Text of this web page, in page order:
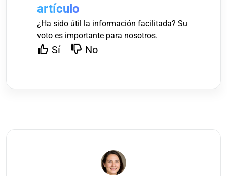
artículo
¿Ha sido útil la información facilitada? Su
voto es importante para nosotros.
Sí No